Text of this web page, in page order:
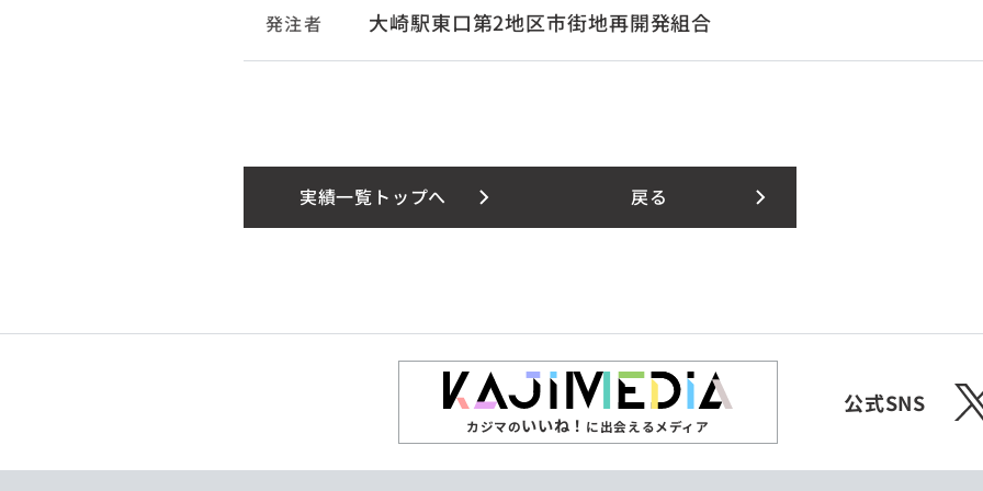
発注者 大崎駅東口第2地区市街地再開発組合
実績一覧トップへ 戻る
カジマのいいね！ に出会えるメディア
公式SNS X